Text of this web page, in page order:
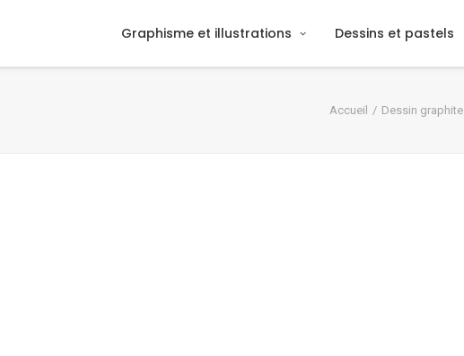
Graphisme et illustrations Dessins et pastels
Accueil Dessin graphite